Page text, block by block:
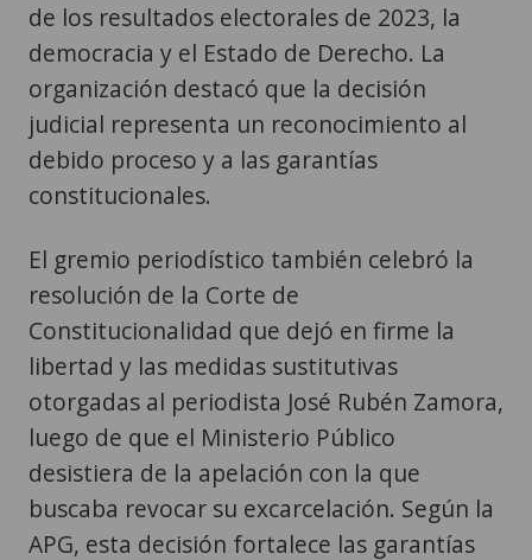
de los resultados electorales de 2023, la
democracia y el Estado de Derecho. La
organización destacó que la decisión
judicial representa un reconocimiento al
debido proceso y a las garantías
constitucionales.
El gremio periodístico también celebró la
resolución de la Corte de
Constitucionalidad que dejó en firme la
libertad y las medidas sustitutivas
otorgadas al periodista José Rubén Zamora,
luego de que el Ministerio Público
desistiera de la apelación con la que
buscaba revocar su excarcelación. Según la
APG, esta decisión fortalece las garantías